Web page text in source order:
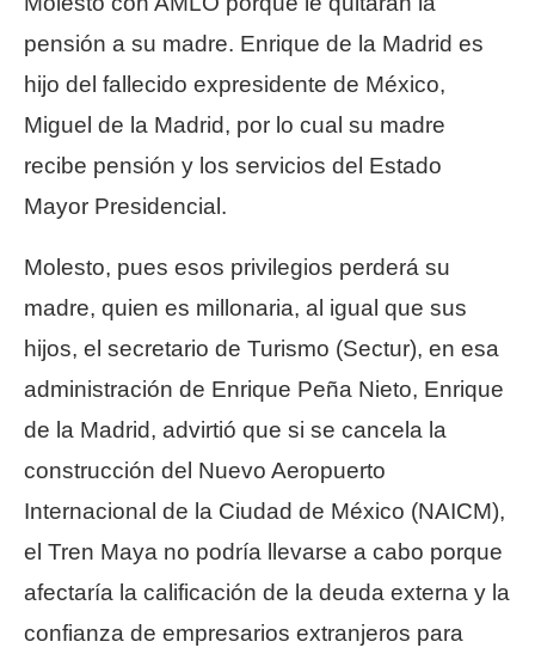
pensión a su madre. Enrique de la Madrid es
hijo del fallecido expresidente de México,
Miguel de la Madrid, por lo cual su madre
recibe pensión y los servicios del Estado
Mayor Presidencial.
Molesto, pues esos privilegios perderá su
madre, quien es millonaria, al igual que sus
hijos, el secretario de Turismo (Sectur), en esa
administración de Enrique Peña Nieto, Enrique
de la Madrid, advirtió que si se cancela la
construcción del Nuevo Aeropuerto
Internacional de la Ciudad de México (NAICM),
el Tren Maya no podría llevarse a cabo porque
afectaría la calificación de la deuda externa y la
confianza de empresarios extranjeros para